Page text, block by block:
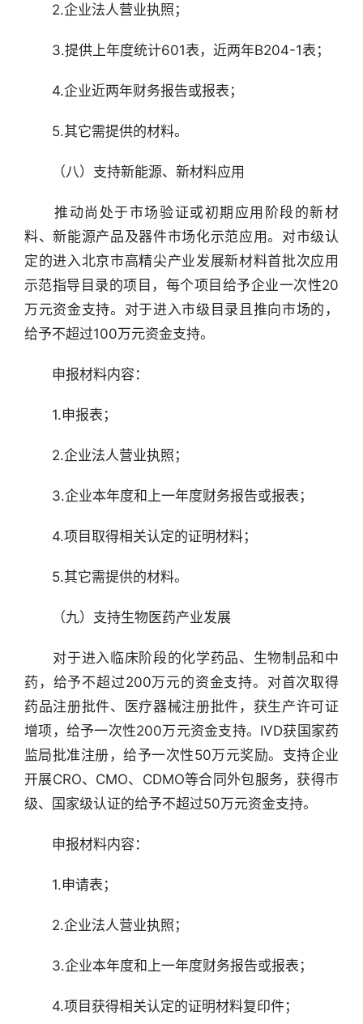
2.企业法人营业执照；
3.提供上年度统计601表，近两年B204-1表；
4.企业近两年财务报告或报表；
5.其它需提供的材料。
（八）支持新能源、新材料应用
推动尚处于市场验证或初期应用阶段的新材
料、新能源产品及器件市场化示范应用。对市级认
定的进入北京市高精尖产业发展新材料首批次应用
示范指导目录的项目，每个项目给予企业一次性20
万元资金支持。对于进入市级目录且推向市场的，
给予不超过100万元资金支持。
申报材料内容：
1.申报表；
2.企业法人营业执照；
3.企业本年度和上一年度财务报告或报表；
4.项目取得相关认定的证明材料；
5.其它需提供的材料。
（九）支持生物医药产业发展
对于进入临床阶段的化学药品、生物制品和中
药，给予不超过200万元的资金支持。对首次取得
药品注册批件、医疗器械注册批件，获生产许可证
增项，给予一次性200万元资金支持。IVD获国家药
监局批准注册，给予一次性50万元奖励。支持企业
开展CRO、CMO、CDMO等合同外包服务，获得市
级、国家级认证的给予不超过50万元资金支持。
申报材料内容：
1.申请表；
2.企业法人营业执照；
3.企业本年度和上一年度财务报告或报表；
4.项目获得相关认定的证明材料复印件；